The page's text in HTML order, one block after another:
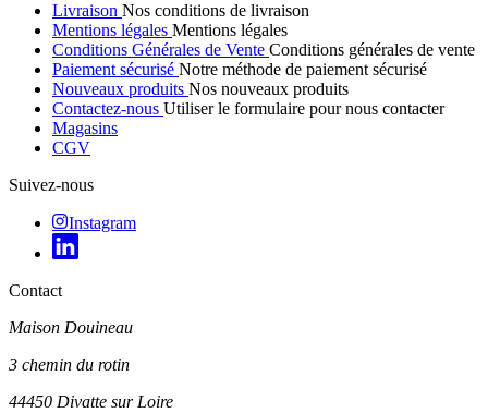
Livraison Nos conditions de livraison
Mentions légales Mentions légales
Conditions Générales de Vente Conditions générales de vente
Paiement sécurisé Notre méthode de paiement sécurisé
Nouveaux produits Nos nouveaux produits
Contactez-nous Utiliser le formulaire pour nous contacter
Magasins
CGV
Suivez-nous
Instagram
Contact
Maison Douineau
3 chemin du rotin
44450 Divatte sur Loire